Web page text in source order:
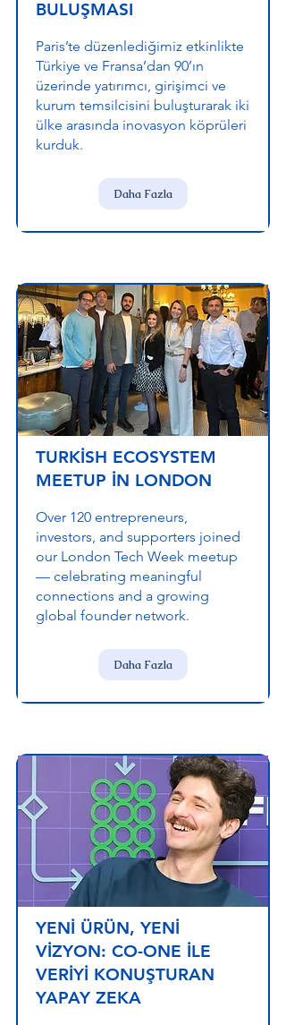
BULUŞMASI
Paris’te düzenlediğimiz etkinlikte
Türkiye ve Fransa’dan 90’ın
üzerinde yatırımcı, girişimci ve
kurum temsilcisini buluşturarak iki
ülke arasında inovasyon köprüleri
kurduk.
Daha Fazla
TURKİSH ECOSYSTEM
MEETUP İN LONDON
Over 120 entrepreneurs,
investors, and supporters joined
our London Tech Week meetup
— celebrating meaningful
connections and a growing
global founder network.
Daha Fazla
YENİ ÜRÜN, YENİ
VİZYON: CO-ONE İLE
VERİYİ KONUŞTURAN
YAPAY ZEKA